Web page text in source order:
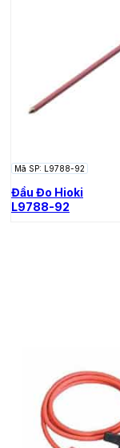
Mã SP: L9788-92
Đầu Đo Hioki
L9788-92